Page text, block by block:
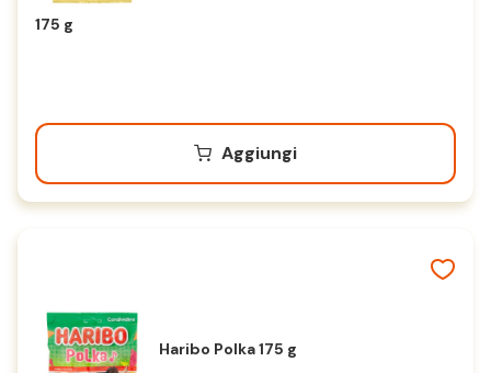
175 g
Aggiungi
Haribo Polka 175 g